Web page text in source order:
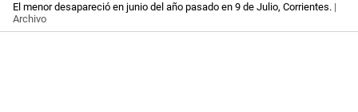
El menor desapareció en junio del año pasado en 9 de Julio, Corrientes. |
Archivo